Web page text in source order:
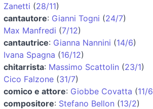
Zanetti (28/11)
cantautore: Gianni Togni (24/7)
Max Manfredi (7/12)
cantautrice: Gianna Nannini (14/6)
Ivana Spagna (16/12)
chitarrista: Massimo Scattolin (23/1)
Cico Falzone (31/7)
comico e attore: Giobbe Covatta (11/6
compositore: Stefano Bellon (13/2)